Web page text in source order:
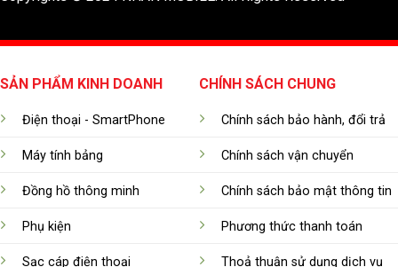
SẢN PHẨM KINH DOANH
Điện thoại - SmartPhone
Máy tính bảng
Đồng hồ thông minh
Phụ kiện
Sạc cáp điện thoại
CHÍNH SÁCH CHUNG
Chính sách bảo hành, đổi trả
Chính sách vận chuyển
Chính sách bảo mật thông tin
Phương thức thanh toán
Thoả thuận sử dụng dịch vụ